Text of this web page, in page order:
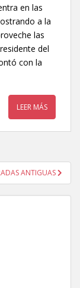
en las
a la
las
del
con la
LEER MÁS
ANTIGUAS